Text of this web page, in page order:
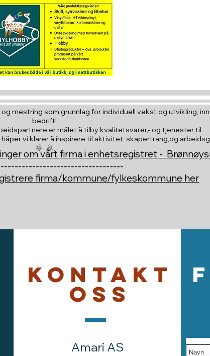
mestring som grunnlag for individuell vekst og utvikling,
bedrift!
er målet å tilby kvalitetsvarer,- og tjenester til
vi klarer å inspirere til aktivitet, skapertrang,og
🌞 🌞,
om vårt firma i enhetsregistret -
firma/kommune/fylkeskommune her
Kontakt
oss
Amari AS